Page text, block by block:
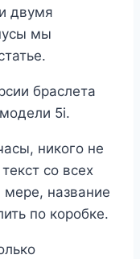
двумя
мы
браслета
5i.
никого не
со всех
мере, название
по коробке.